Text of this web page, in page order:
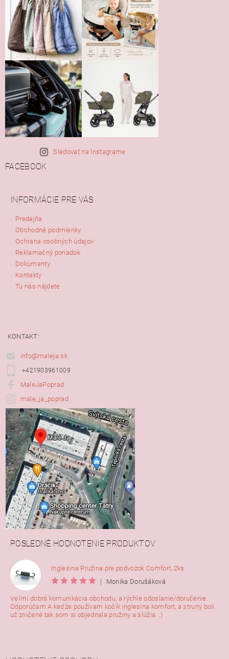
Sledovať na Instagrame
FACEBOOK
INFORMÁCIE PRE VÁS
Predajňa
Obchodné podmienky
Ochrana osobných údajov
Reklamačný poriadok
Dokumenty
Kontakty
Tu nás nájdete
KONTAKT:
info@maleja.sk
+421903961009
MaleJaPoprad
male_ja_poprad
POSLEDNÉ HODNOTENIE PRODUKTOV
Inglesina Pružina pre podvozok Comfort, 2ks
|
Monika Dorušáková
Veľmi dobrá komunikácia obchodu, a rýchle odoslanie/doručenie.
Odporúčam A keďže používam kočík inglesina komfort, a struny boli
už zničené tak som si objednala pružiny a slúžia. :)